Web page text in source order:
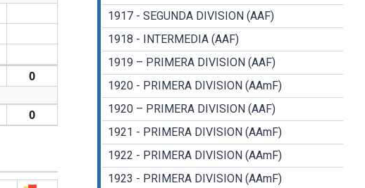
0
0
1917 - SEGUNDA DIVISION (AAF)
1918 - INTERMEDIA (AAF)
1919 – PRIMERA DIVISION (AAF)
1920 - PRIMERA DIVISION (AAmF)
1920 – PRIMERA DIVISION (AAF)
1921 - PRIMERA DIVISION (AAmF)
1922 - PRIMERA DIVISION (AAmF)
1923 - PRIMERA DIVISION (AAmF)